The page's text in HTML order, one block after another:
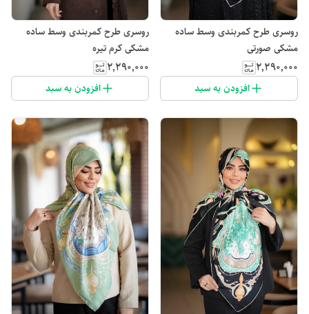
روسری طرح کمربندی وسط ساده
مشکی صورتی
۲٬۲۹۰٬۰۰۰
افزودن به سبد
روسری طرح کمربندی وسط ساده
مشکی کرم تیره
۲٬۲۹۰٬۰۰۰
افزودن به سبد